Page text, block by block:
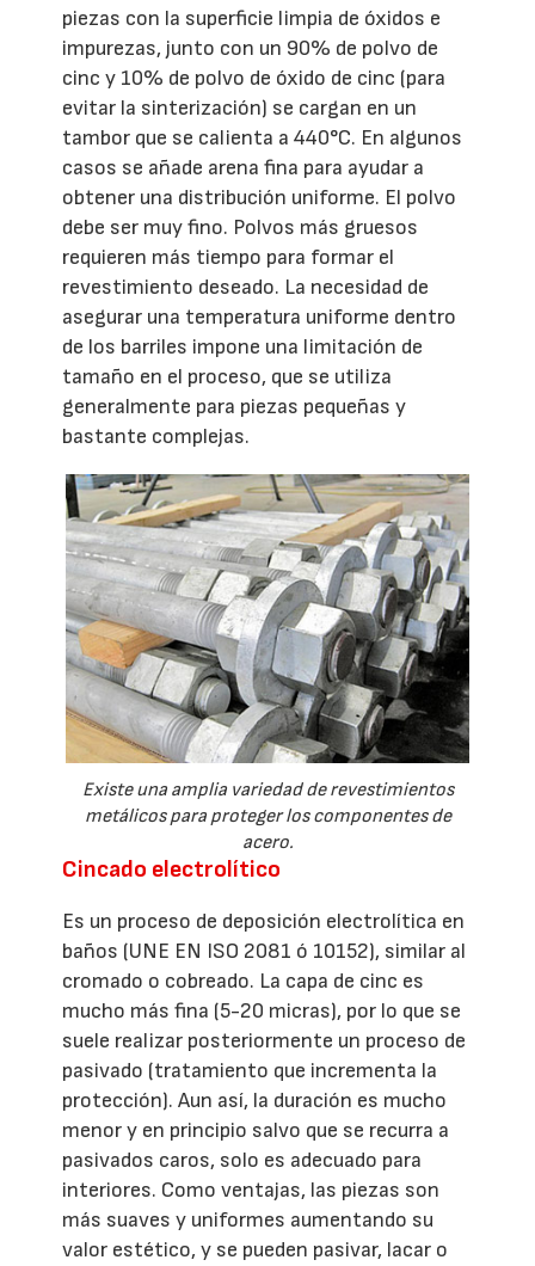
piezas con la superficie limpia de óxidos e
impurezas, junto con un 90% de polvo de
cinc y 10% de polvo de óxido de cinc (para
evitar la sinterización) se cargan en un
tambor que se calienta a 440°C. En algunos
casos se añade arena fina para ayudar a
obtener una distribución uniforme. El polvo
debe ser muy fino. Polvos más gruesos
requieren más tiempo para formar el
revestimiento deseado. La necesidad de
asegurar una temperatura uniforme dentro
de los barriles impone una limitación de
tamaño en el proceso, que se utiliza
generalmente para piezas pequeñas y
bastante complejas.
Existe una amplia variedad de revestimientos
metálicos para proteger los componentes de
acero.
Cincado electrolítico
Es un proceso de deposición electrolítica en
baños (UNE EN ISO 2081 ó 10152), similar al
cromado o cobreado. La capa de cinc es
mucho más fina (5-20 micras), por lo que se
suele realizar posteriormente un proceso de
pasivado (tratamiento que incrementa la
protección). Aun así, la duración es mucho
menor y en principio salvo que se recurra a
pasivados caros, solo es adecuado para
interiores. Como ventajas, las piezas son
más suaves y uniformes aumentando su
valor estético, y se pueden pasivar, lacar o